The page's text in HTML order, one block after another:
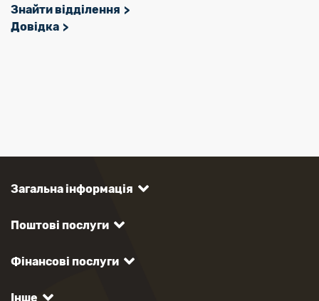
Знайти відділення
Довідка
Загальна інформація
Поштові послуги
Фінансові послуги
Інше